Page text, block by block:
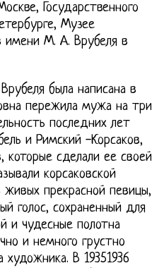
Государственного
Музее
имени М. А. Врубеля в
была написана в
пережила мужа на три
последних лет
и Римский -Корсаков,
которые сделали ее своей
корсаковской
прекрасной певицы,
голос, сохраненный для
и чудесные полотна
и немного грустно
В 19351936